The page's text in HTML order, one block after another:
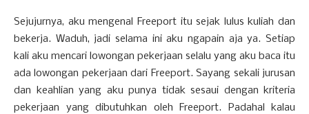
Sejujurnya, aku mengenal Freeport itu sejak lulus kuliah dan
bekerja. Waduh, jadi selama ini aku ngapain aja ya. Setiap
kali aku mencari lowongan pekerjaan selalu yang aku baca itu
ada lowongan pekerjaan dari Freeport. Sayang sekali jurusan
dan keahlian yang aku punya tidak sesaui dengan kriteria
pekerjaan yang dibutuhkan oleh Freeport. Padahal kalau